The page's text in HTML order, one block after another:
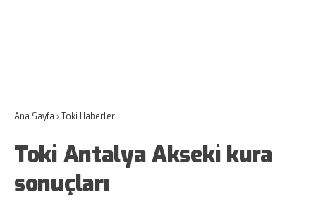
Ana Sayfa ›Toki Haberleri
Toki Antalya Akseki kura
sonuçları